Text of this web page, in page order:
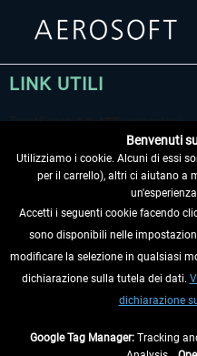
LINK UTILI
RECEDERE DAL CONTRATTO
INFORMAZIONI
Benvenuti
Utilizziamo i cookie. Alcuni di essi
per il carrello), altri ci aiutano a
Accetti i seguenti cookie facendo
sono disponibili nelle
modificare la selezione in qualsiasi
dichiarazione sulla tutela dei dati.
dichiarazione
Google Tag Manager: Tracking